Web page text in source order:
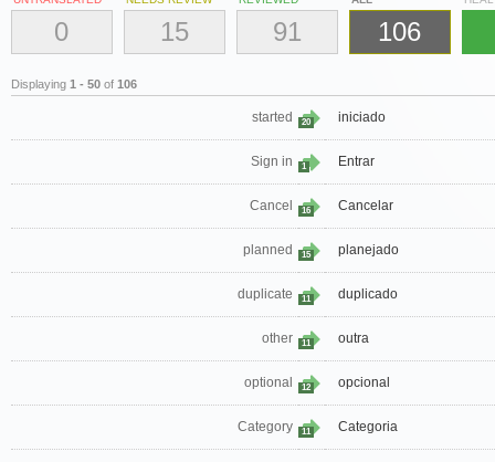
0 15 91 106
Displaying 1 - 50 of 106
started 20 iniciado
Sign in 1 Entrar
Cancel 16 Cancelar
planned 15 planejado
duplicate 11 duplicado
other 11 outra
optional 12 opcional
Category 11 Categoria